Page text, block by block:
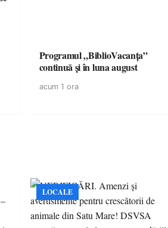
Programul „BiblioVacanța”
continuă și în luna august
acum 1 ora
LOCALE